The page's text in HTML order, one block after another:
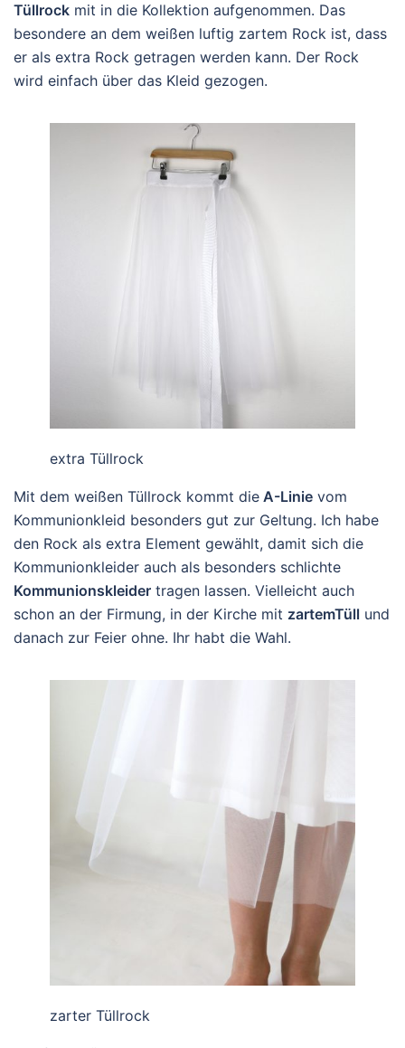
Tüllrock mit in die Kollektion aufgenommen. Das
besondere an dem weißen luftig zartem Rock ist, dass
er als extra Rock getragen werden kann. Der Rock
wird einfach über das Kleid gezogen.
extra Tüllrock
Mit dem weißen Tüllrock kommt die A-Linie vom
Kommunionkleid besonders gut zur Geltung. Ich habe
den Rock als extra Element gewählt, damit sich die
Kommunionkleider auch als besonders schlichte
Kommunionskleider tragen lassen. Vielleicht auch
schon an der Firmung, in der Kirche mit zartemTüll und
danach zur Feier ohne. Ihr habt die Wahl.
zarter Tüllrock